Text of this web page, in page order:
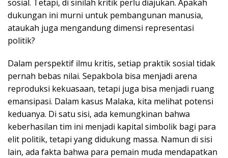
sosial. Tetapi, di sinilah kritik perlu diajukan. Apakah
dukungan ini murni untuk pembangunan manusia,
ataukah juga mengandung dimensi representasi
politik?
Dalam perspektif ilmu kritis, setiap praktik sosial tidak
pernah bebas nilai. Sepakbola bisa menjadi arena
reproduksi kekuasaan, tetapi juga bisa menjadi ruang
emansipasi. Dalam kasus Malaka, kita melihat potensi
keduanya. Di satu sisi, ada kemungkinan bahwa
keberhasilan tim ini menjadi kapital simbolik bagi para
elit politik, tetapi yang didukung massa. Namun di sisi
lain, ada fakta bahwa para pemain muda mendapatkan